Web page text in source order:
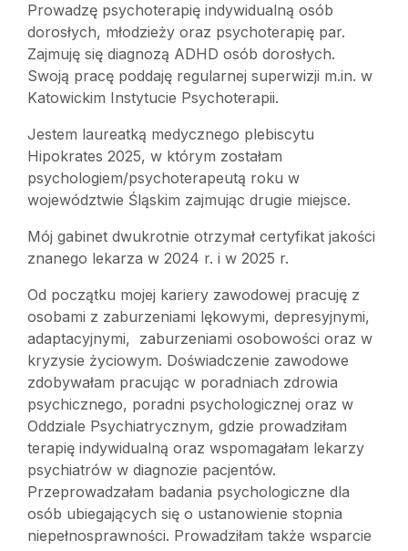
Prowadzę psychoterapię indywidualną osób
dorosłych, młodzieży oraz psychoterapię par.
Zajmuję się diagnozą ADHD osób dorosłych.
Swoją pracę poddaję regularnej superwizji m.in. w
Katowickim Instytucie Psychoterapii.
Jestem laureatką medycznego plebiscytu
Hipokrates 2025, w którym zostałam
psychologiem/psychoterapeutą roku w
województwie Śląskim zajmując drugie miejsce.
Mój gabinet dwukrotnie otrzymał certyfikat jakości
znanego lekarza w 2024 r. i w 2025 r.
Od początku mojej kariery zawodowej pracuję z
osobami z zaburzeniami lękowymi, depresyjnymi,
adaptacyjnymi, zaburzeniami osobowości oraz w
kryzysie życiowym. Doświadczenie zawodowe
zdobywałam pracując w poradniach zdrowia
psychicznego, poradni psychologicznej oraz w
Oddziale Psychiatrycznym, gdzie prowadziłam
terapię indywidualną oraz wspomagałam lekarzy
psychiatrów w diagnozie pacjentów.
Przeprowadzałam badania psychologiczne dla
osób ubiegających się o ustanowienie stopnia
niepełnosprawności. Prowadziłam także wsparcie